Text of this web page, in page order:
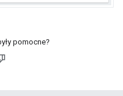
pomocne?